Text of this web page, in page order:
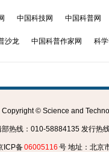
中国科技网 中国科普网
沙龙 中国科普作家网 科
Copyright © Science and
部热线：010-58884135 发行热
ICP备06005116 号 地址：北京